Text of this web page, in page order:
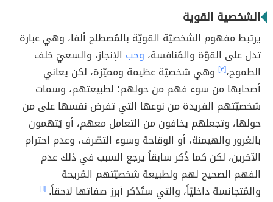
الشخصية القوية
يرتبط مفهوم الشخصيّة القويّة بالمُصطلح ألفا، وهي عبارة
تدل على القوّة والمُنافسة، وحب الإنجاز، والسعيّ خلف
الطموح،[٣]
وهي شخصيّة عظيمة ومميّزة، لكن يعاني
أصحابها من سوء فهم من حولهم؛ لطبيعتهم، وسمات
شخصيّتهم الفريدة من نوعها التي تفرض نفسها على من
حولها، وتجعلهم يخافون من التعامل معهم، أو يُتهمون
بالغرور والهيمنة، أو الوقاحة وسوء التصّرف، وعدم احترام
الآخرين، لكن كما ذُكر سابقاً يرجع السبب في ذلك عدم
الفهم الصحيح لهم ولطبيعة شخصيّتهم المُريحة
والمُتجانسة داخليّاً، والتي ستُذكر أبرز صفاتها لاحقاً. [١]